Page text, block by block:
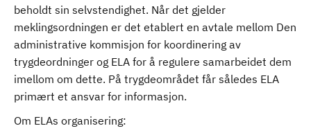
beholdt sin selvstendighet. Når det gjelder
meklingsordningen er det etablert en avtale mellom Den
administrative kommisjon for koordinering av
trygdeordninger og ELA for å regulere samarbeidet dem
imellom om dette. På trygdeområdet får således ELA
primært et ansvar for informasjon.
Om ELAs organisering: